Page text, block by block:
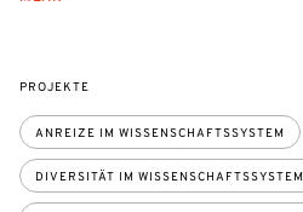
PROJEKTE
ANREIZE IM WISSENSCHAFTSSYSTEM
DIVERSITÄT IM WISSENSCHAFTSSYSTEM